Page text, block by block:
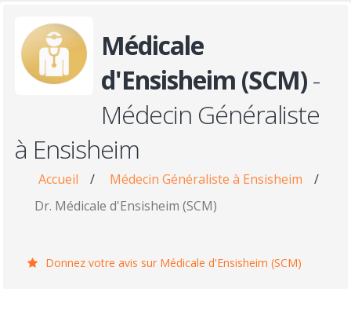
Médicale
d'Ensisheim (SCM)-
Médecin Généraliste
à Ensisheim
Accueil / Médecin Généraliste à Ensisheim
/
Dr. Médicale d'Ensisheim (SCM)
Donnez votre avis sur Médicale d'Ensisheim (SCM)